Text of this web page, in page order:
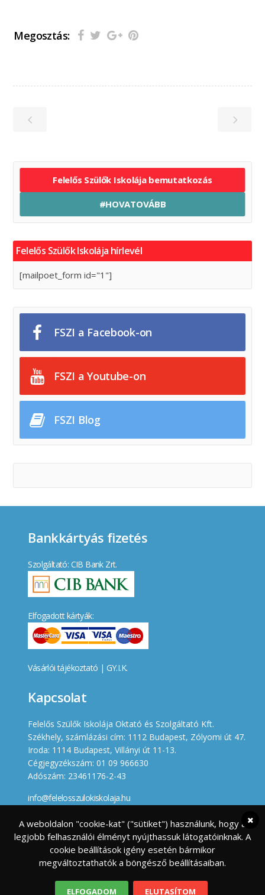
Megosztás:
Felelős Szülők Iskolája bemutatkozás
#HOVATOVÁBB
Felelős Szülők Iskolája hírlevél
[mailpoet_form id="1"]
FSZI a Facebook-on
FSZI a Youtube-on
FSZI Blog
Bankkártyás fizetés
Szolgáltató: CIB Bank Zrt.
Elfogadott kártyák:
Vásárlói tájékoztató | GY.I.K.
Kapcsolat
Felelős Szülők Iskolája Oktató és Szolgáltató Kft.
Székhely, számlázási cím: 1112 Budapest, Zólyomi út 47.
Iroda: 1114 Budapest, Villányi út 11-13.
Cégjegyzékszám: 01 09 966630
Adószám: 23461176-2-43
info@felelosszulokiskolaja.hu
A weboldalon "cookie-kat" ("sütiket") használunk, hogy a
legjobb felhasználói élményt nyújthassuk látogatóinknak. A
cookie beállítások igény esetén bármikor
megváltoztathatók a böngésző beállításaiban.
ELFOGADOM ELUTASÍTOM